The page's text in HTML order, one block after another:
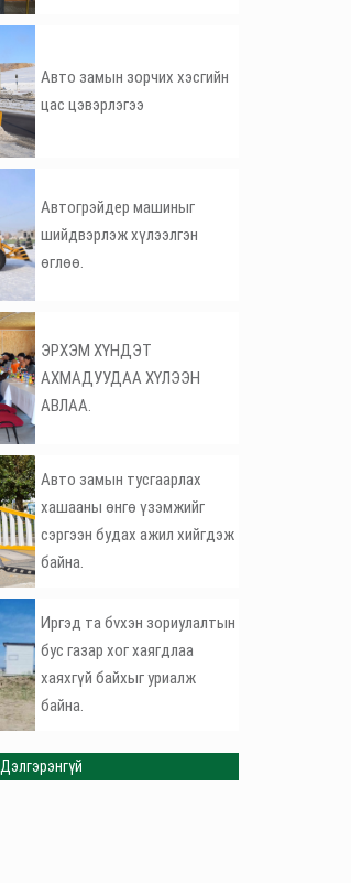
Авто замын зорчих хэсгийн
цас цэвэрлэгээ
Автогрэйдер машиныг
шийдвэрлэж хүлээлгэн
өглөө.
ЭРХЭМ ХҮНДЭТ
АХМАДУУДАА ХҮЛЭЭН
АВЛАА.
Авто замын тусгаарлах
хашааны өнгө үзэмжийг
сэргээн будах ажил хийгдэж
байна.
Иргэд та бvхэн зориулалтын
бус газар хог хаягдлаа
хаяхгүй байхыг уриалж
байна.
Дэлгэрэнгүй